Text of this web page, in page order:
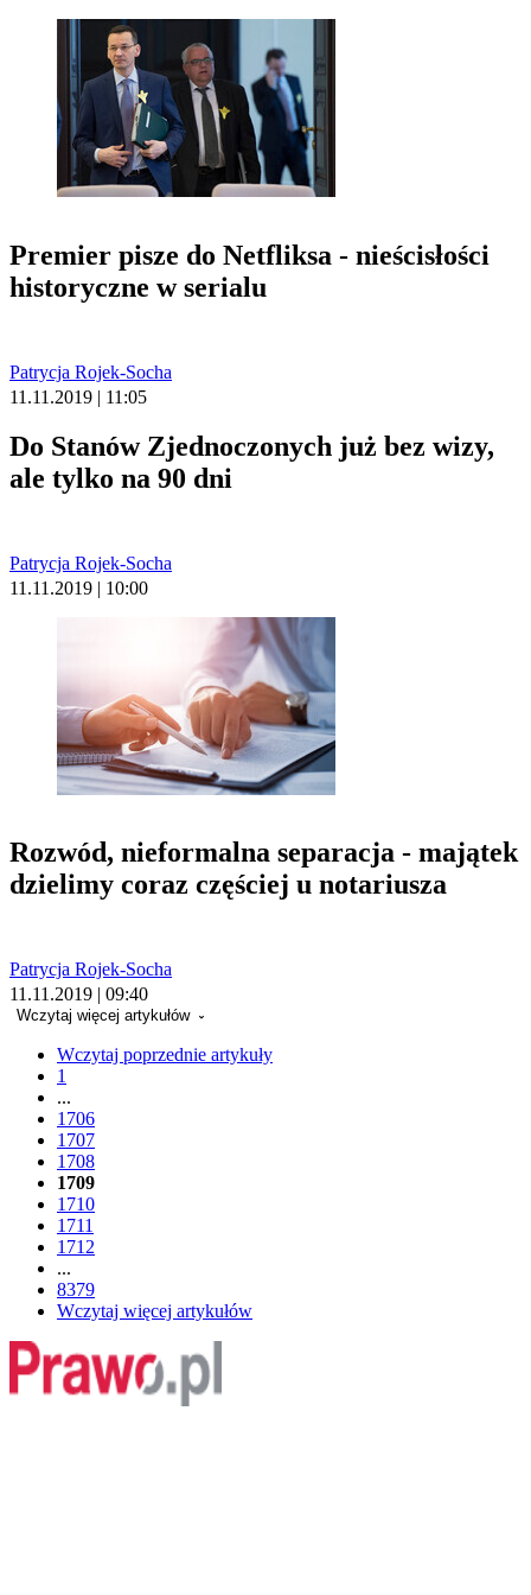
Premier pisze do Netfliksa - nieścisłości
historyczne w serialu
Patrycja Rojek-Socha
11.11.2019 | 11:05
Do Stanów Zjednoczonych już bez wizy,
ale tylko na 90 dni
Patrycja Rojek-Socha
11.11.2019 | 10:00
Rozwód, nieformalna separacja - majątek
dzielimy coraz częściej u notariusza
Patrycja Rojek-Socha
11.11.2019 | 09:40
Wczytaj więcej artykułów
Wczytaj poprzednie artykuły
1
...
1706
1707
1708
1709
1710
1711
1712
...
8379
Wczytaj więcej artykułów